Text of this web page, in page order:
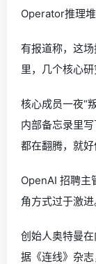
Operator推理堆
有报道称，这
里，几个核心研
核心成员一夜“
内部备忘录里
都在翻腾，就
OpenAI 招聘主
角方式过于激进
创始人奥特曼
据《连线》杂